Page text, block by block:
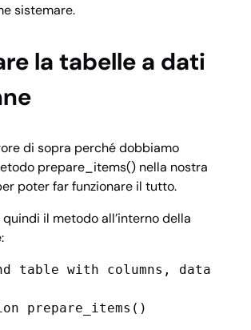
sistemare.
la tabelle a dati
di sopra perché dobbiamo
prepare_items() nella nostra
poter far funzionare il tutto.
il metodo all’interno della